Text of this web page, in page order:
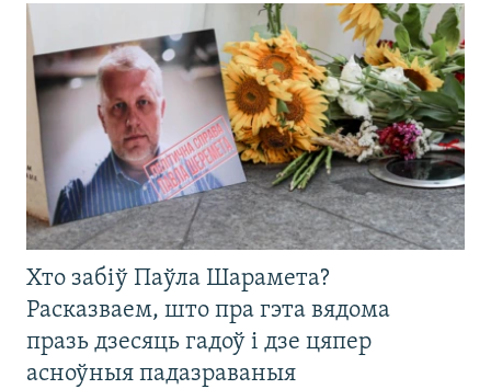
Хто забіў Паўла Шарамета?
Расказваем, што пра гэта вядома
празь дзесяць гадоў і дзе цяпер
асноўныя падазраваныя